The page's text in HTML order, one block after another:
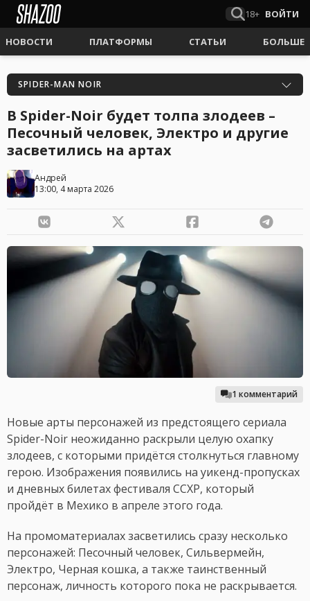
18+ ВОЙТИ
НОВОСТИ ПЛАТФОРМЫ СТАТЬИ БОЛЬШЕ
SPIDER-MAN NOIR
В Spider-Noir будет толпа злодеев –
Песочный человек, Электро и другие
засветились на артах
Андрей
13:00, 4 марта 2026
1 комментарий
Новые арты персонажей из предстоящего сериала
Spider-Noir неожиданно раскрыли целую охапку
злодеев, с которыми придётся столкнуться главному
герою. Изображения появились на уикенд-пропусках
и дневных билетах фестиваля CCXP, который
пройдёт в Мехико в апреле этого года.
На промоматериалах засветились сразу несколько
персонажей: Песочный человек, Сильвермейн,
Электро, Черная кошка, а также таинственный
персонаж, личность которого пока не раскрывается.